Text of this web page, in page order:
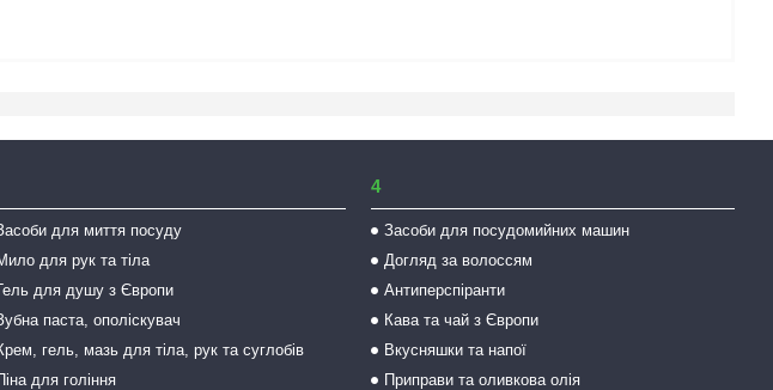
для миття посуду
для рук та тіла
для душу з Європи
паста, ополіскувач
гель, мазь для тіла, рук та суглобів
для гоління
4
Засоби для посудомийних машин
Догляд за волоссям
Антиперспіранти
Кава та чай з Європи
Вкусняшки та напої
Приправи та оливкова олія